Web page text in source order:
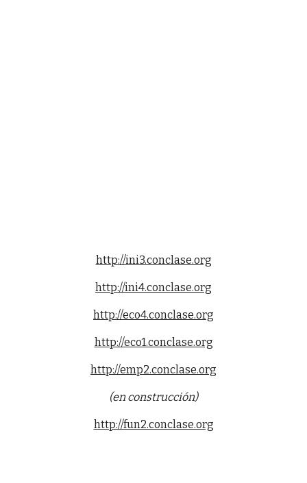
http://ini3.conclase.org
http://ini4.conclase.org
http://eco4.conclase.org
http://eco1.conclase.org
http://emp2.conclase.org
(en construcción)
http://fun2.conclase.org